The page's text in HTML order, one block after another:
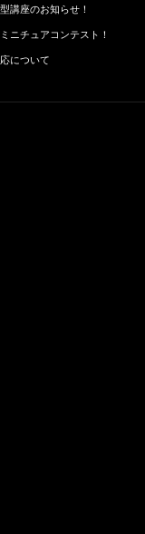
講座のお知らせ！
ニチュアコンテスト！
について